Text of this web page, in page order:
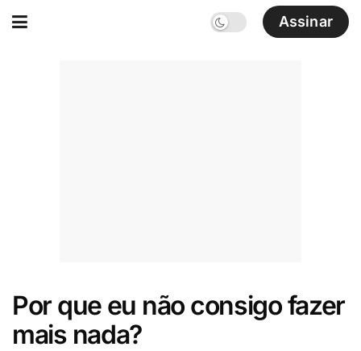
Assinar
Por que eu não consigo fazer
mais nada?